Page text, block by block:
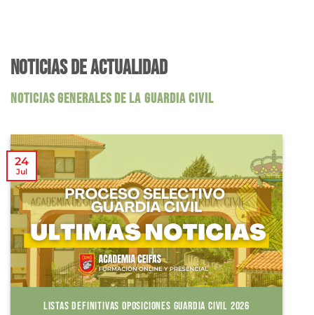
NOTICIAS DE ACTUALIDAD
NOTICIAS GENERALES DE LA GUARDIA CIVIL
LISTAS DEFINITIVAS OPOSICIONES GUARDIA CIVIL 2026
24
Jul